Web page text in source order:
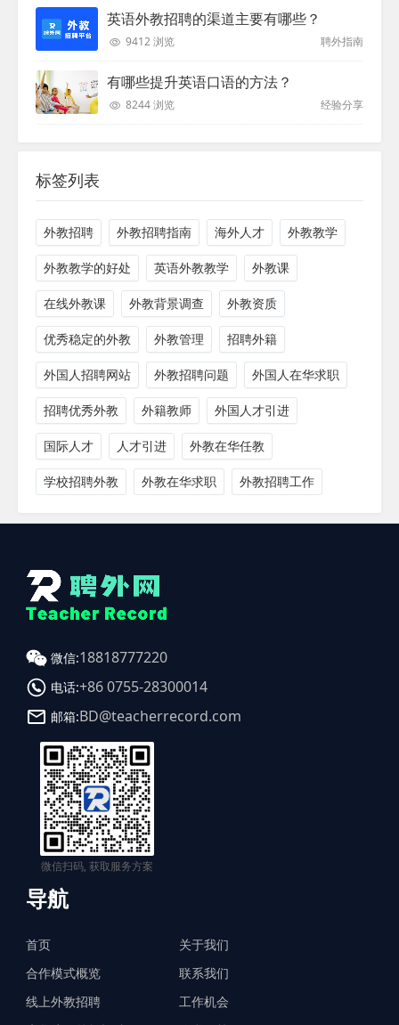
英语外教招聘的渠道主要有哪些？
9412 浏览 聘外指南
有哪些提升英语口语的方法？
8244 浏览 经验分享
标签列表
外教招聘 外教招聘指南 海外人才 外教教学
外教教学的好处 英语外教教学 外教课
在线外教课 外教背景调查 外教资质
优秀稳定的外教 外教管理 招聘外籍
外国人招聘网站 外教招聘问题 外国人在华求职
招聘优秀外教 外籍教师 外国人才引进
国际人才 人才引进 外教在华任教
学校招聘外教 外教在华求职 外教招聘工作
微信:18818777220
电话:+86 0755-28300014
邮箱:BD@teacherrecord.com
微信扫码, 获取服务方案
导航
首页
合作模式概览
线上外教招聘
关于我们
联系我们
工作机会